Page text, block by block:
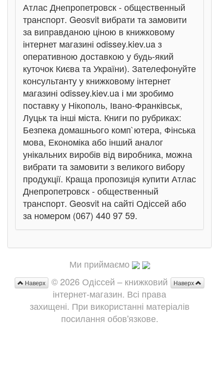
Атлас Днепропетровск - общественный
транспорт. Geosvit вибрати та замовити
за виправданою ціною в книжковому
інтернет магазині odissey.kiev.ua з
оперативною доставкою у будь-який
куточок Києва та України). Зателефонуйте
консультанту у книжковому інтернет
магазині odissey.kiev.ua і ми зробимо
поставку у Нікополь, Івано-Франківськ,
Луцьк та інші міста. Книги по рубриках:
Безпека домашнього комп`ютера, Фінська
мова, Економіка або інший аналог
унікальних виробів від виробника, можна
вибрати та замовити з великого вибору
продукції. Краща пропозиція купити Атлас
Днепропетровск - общественный
транспорт. Geosvit на сайті Одіссей або
за номером (067) 440 97 59.
Ми приймаємо
Наверх
Наверх
© 2026 Одіссей – книжковий
інтернет-магазин. Всі права
захищені. При використанні матеріалів
посилання обов'язкове.